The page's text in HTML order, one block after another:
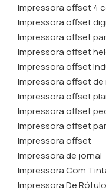
Impressora offset 4
Impressora offset
Impressora offset
Impressora offset
Impressora offset
Impressora offset de
Impressora offset
Impressora offset
Impressora offset
Impressora offset
Impressora de jornal
Impressora Com
Impressora De